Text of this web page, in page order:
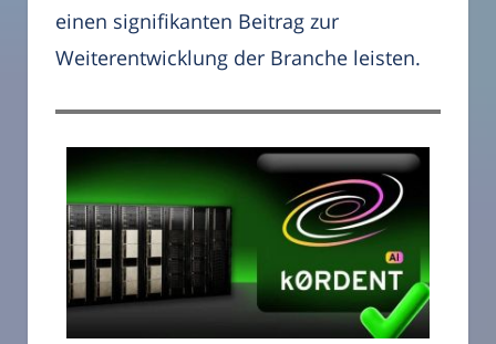
einen signifikanten Beitrag zur
Weiterentwicklung der Branche leisten.